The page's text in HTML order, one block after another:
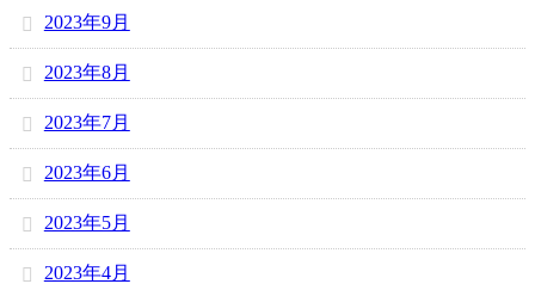
2023年9月
2023年8月
2023年7月
2023年6月
2023年5月
2023年4月